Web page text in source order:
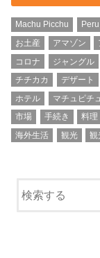
Machu Picchu Peru
お土産
アマゾン
コロナ
ジャングル
チチカカ
デザート
ホテル
マチュピチュ
市場
手続き 料理
海外生活
観光 観